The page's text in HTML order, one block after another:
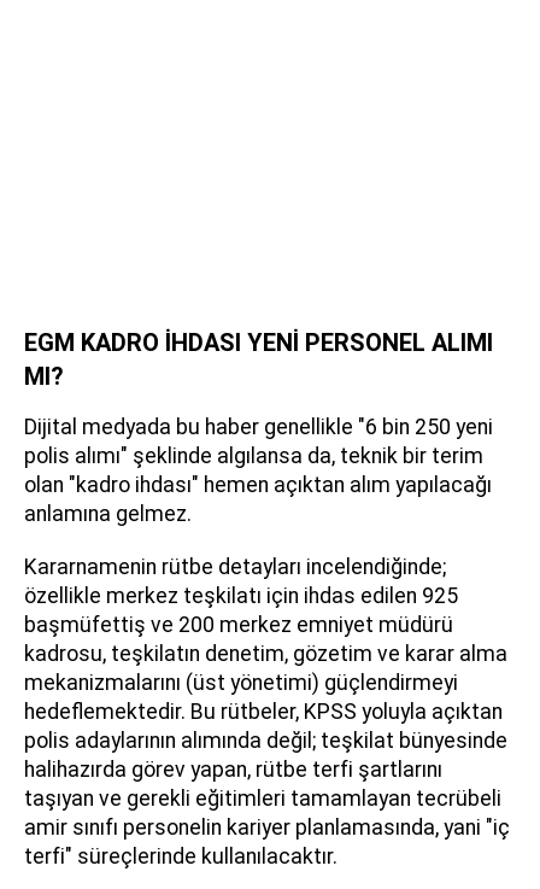
EGM KADRO İHDASI YENİ PERSONEL ALIMI
MI?
Dijital medyada bu haber genellikle "6 bin 250 yeni
polis alımı" şeklinde algılansa da, teknik bir terim
olan "kadro ihdası" hemen açıktan alım yapılacağı
anlamına gelmez.
Kararnamenin rütbe detayları incelendiğinde;
özellikle merkez teşkilatı için ihdas edilen 925
başmüfettiş ve 200 merkez emniyet müdürü
kadrosu, teşkilatın denetim, gözetim ve karar alma
mekanizmalarını (üst yönetimi) güçlendirmeyi
hedeflemektedir. Bu rütbeler, KPSS yoluyla açıktan
polis adaylarının alımında değil; teşkilat bünyesinde
halihazırda görev yapan, rütbe terfi şartlarını
taşıyan ve gerekli eğitimleri tamamlayan tecrübeli
amir sınıfı personelin kariyer planlamasında, yani "iç
terfi" süreçlerinde kullanılacaktır.